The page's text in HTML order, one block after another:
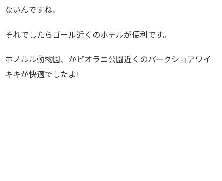
ないんですね。
それでしたらゴール近くのホテルが便利です。
ホノルル動物園、かピオラニ公園近くのパークショアワイ
キキが快適でしたよ!